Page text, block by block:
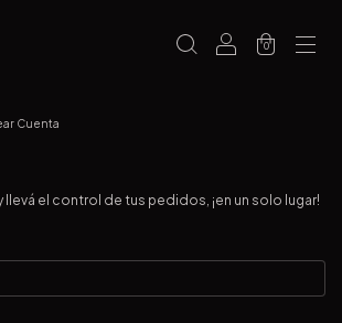
0
Cuenta
llevá el control de tus pedidos, ¡en un solo lugar!